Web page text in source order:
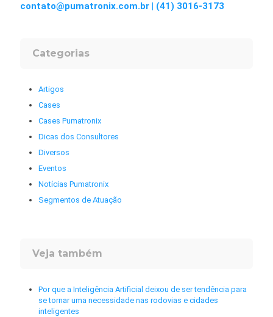
contato@pumatronix.com.br | (41) 3016-3173
Categorias
Artigos
Cases
Cases Pumatronix
Dicas dos Consultores
Diversos
Eventos
Notícias Pumatronix
Segmentos de Atuação
Veja também
Por que a Inteligência Artificial deixou de ser tendência para
se tornar uma necessidade nas rodovias e cidades
inteligentes